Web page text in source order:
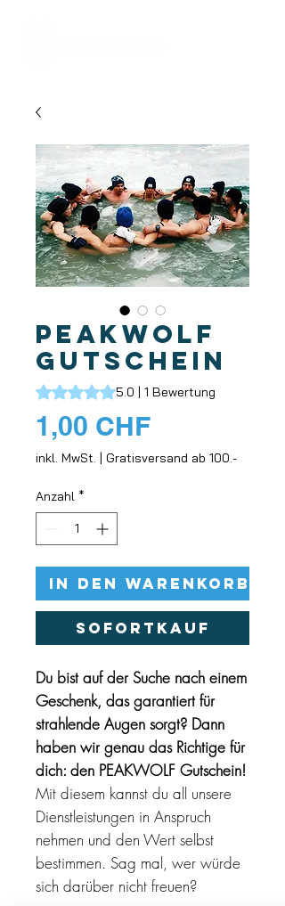
PEAKWOLF
GUTSCHEIN
Das Rating beträgt 5.0 von fünf
5.0 | 1 Bewertung
1,00 CHFPreis
inkl. MwSt. | Gratisversand ab 100.-
Anzahl *
In den Warenkorb
Sofortkauf
Du bist auf der Suche nach einem
Geschenk, das garantiert für
strahlende Augen sorgt? Dann
haben wir genau das Richtige für
dich: den PEAKWOLF Gutschein!
Mit diesem kannst du all unsere
Dienstleistungen in Anspruch
nehmen und den Wert selbst
bestimmen. Sag mal, wer würde
sich darüber nicht freuen?